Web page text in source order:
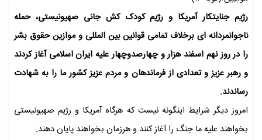
رژیم جنایتکار آمریکا و رژیم کودک کش جانی صهیونیستی، حمله
ناجوانمردانه ای برخلاف تمامی قوانین بین المللی و موازین حقوق بشر
را در روز نهم اسفند هزار و چهارصدوچهار علیه ایران اسلامی آغاز کردند
و رهبر عزیز و تعدادی از فرماندهان و مردم عزیز کشور ما را به شهادت
رساندند.
امروز دیگر شرایط اینگونه نیست که هرگاه آمریکا و رژیم صهیونیستی
بخواهند علیه ما جنگ را آغاز کنند و هرزمان بخواهند پایان دهند.